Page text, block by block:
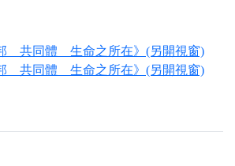
邦 共同體 生命之所在》(另開視窗)
邦 共同體 生命之所在》(另開視窗)